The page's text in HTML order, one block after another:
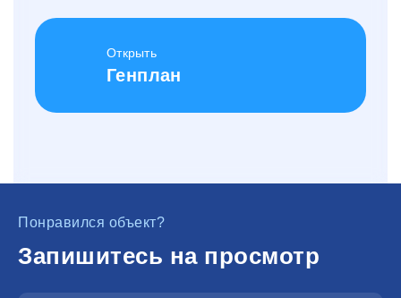
Открыть
Генплан
Понравился объект?
Запишитесь на просмотр